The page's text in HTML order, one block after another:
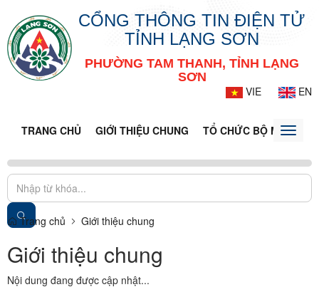
CỔNG THÔNG TIN ĐIỆN TỬ
TỈNH LẠNG SƠN
PHƯỜNG TAM THANH, TỈNH LẠNG
SƠN
VIE
EN
TRANG CHỦ GIỚI THIỆU CHUNG TỔ CHỨC BỘ MÁYToggle
Trang chủ Giới thiệu chung
Giới thiệu chung
Nội dung đang được cập nhật...